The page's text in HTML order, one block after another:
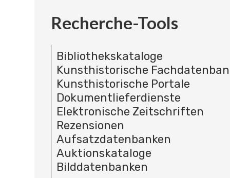
Recherche-Tools
Bibliothekskataloge
Kunsthistorische
Kunsthistorische Portale
Dokumentlieferdienste
Elektronische Zeitschriften
Rezensionen
Aufsatzdatenbanken
Auktionskataloge
Bilddatenbanken